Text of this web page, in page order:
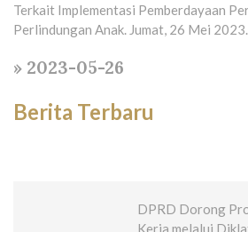
Terkait Implementasi Pemberdayaan
Perlindungan Anak. Jumat, 26 Mei 2023.
» 2023-05-26
Berita Terbaru
DPRD Dorong
Kerja melalui